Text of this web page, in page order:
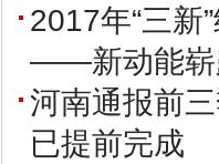
2017年“三新
——新动能崭
河南通报前
已提前完成